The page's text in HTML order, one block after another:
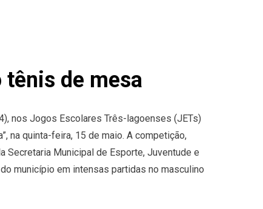
tênis de mesa
nos Jogos Escolares Três-lagoenses (JETs)
na quinta-feira, 15 de maio. A competição,
Secretaria Municipal de Esporte, Juventude e
município em intensas partidas no masculino